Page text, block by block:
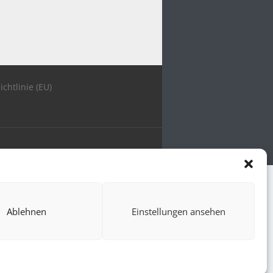
Ablehnen Einstellungen ansehen
(EU)